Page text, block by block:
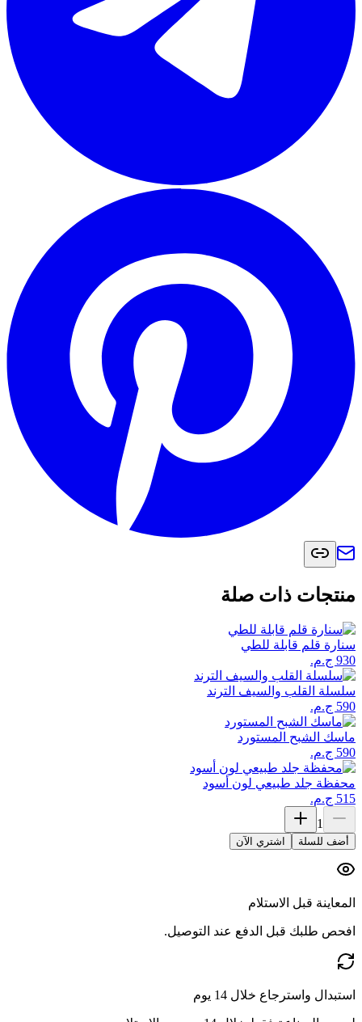
منتجات ذات صلة
سنارة قلم قابلة للطي
سلسلة القلب والسيف الترند
ماسك الشبح المستورد
محفظة جلد طبيعي لون أسود
1
أضف للسلة اشتري الآن
المعاينة قبل الاستلام
افحص طلبك قبل الدفع عند التوصيل.
استبدال واسترجاع خلال 14 يوم